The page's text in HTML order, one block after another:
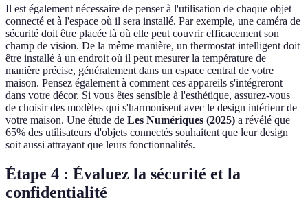
Il est également nécessaire de penser à l'utilisation de chaque objet
connecté et à l'espace où il sera installé. Par exemple, une caméra de
sécurité doit être placée là où elle peut couvrir efficacement son
champ de vision. De la même manière, un thermostat intelligent doit
être installé à un endroit où il peut mesurer la température de
manière précise, généralement dans un espace central de votre
maison. Pensez également à comment ces appareils s'intégreront
dans votre décor. Si vous êtes sensible à l'esthétique, assurez-vous
de choisir des modèles qui s'harmonisent avec le design intérieur de
votre maison. Une étude de Les Numériques (2025) a révélé que
65% des utilisateurs d'objets connectés souhaitent que leur design
soit aussi attrayant que leurs fonctionnalités.
Étape 4 : Évaluez la sécurité et la
confidentialité